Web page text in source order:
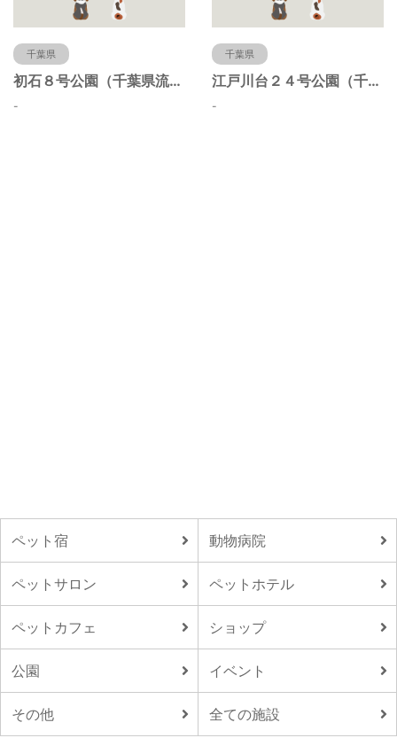
千葉県
初石８号公園（千葉県流山市）
-
千葉県
江戸川台２４号公園（千葉県流山市）
-
ペット宿 動物病院
ペットサロン ペットホテル
ペットカフェ ショップ
公園 イベント
その他 全ての施設